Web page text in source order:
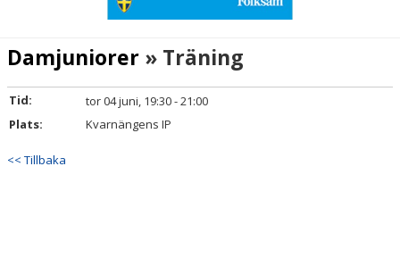
TRUPPEN
Damjuniorer » Träning
Tid:
tor 04 juni, 19:30 - 21:00
Plats:
Kvarnängens IP
<< Tillbaka